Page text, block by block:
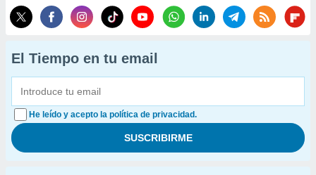
El Tiempo en tu email
He leído y acepto la política de privacidad.